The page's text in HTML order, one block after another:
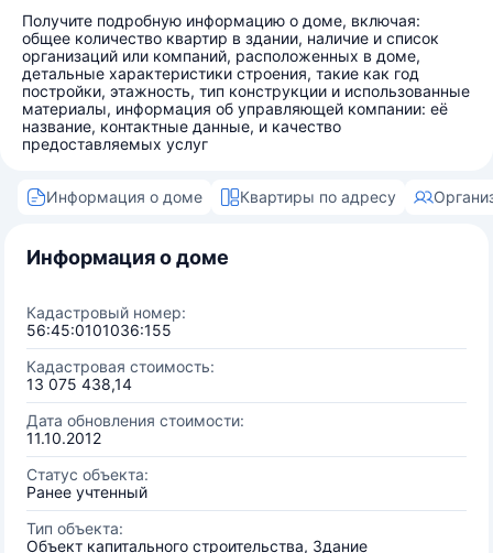
Получите подробную информацию о доме, включая:
общее количество квартир в здании, наличие и список
организаций или компаний, расположенных в доме,
детальные характеристики строения, такие как год
постройки, этажность, тип конструкции и использованные
материалы, информация об управляющей компании: её
название, контактные данные, и качество
предоставляемых услуг
Информация о доме Квартиры по адресу
Информация о доме
Кадастровый номер:
56:45:0101036:155
Кадастровая стоимость:
13 075 438,14
Дата обновления стоимости:
11.10.2012
Статус объекта:
Ранее учтенный
Тип объекта:
Объект капитального строительства, Здание